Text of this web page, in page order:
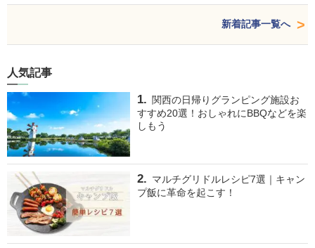
新着記事一覧へ
人気記事
関西の日帰りグランピング施設お
すすめ20選！おしゃれにBBQなどを楽
しもう
マルチグリドルレシピ7選｜キャン
プ飯に革命を起こす！